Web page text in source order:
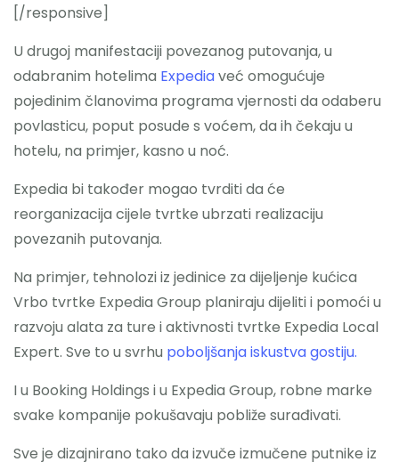
[/responsive]
U drugoj manifestaciji povezanog putovanja, u
odabranim hotelima Expediaveć omogućuje
pojedinim članovima programa vjernosti da odaberu
povlasticu, poput posude s voćem, da ih čekaju u
hotelu, na primjer, kasno u noć.
Expedia bi također mogao tvrditi da će
reorganizacija cijele tvrtke ubrzati realizaciju
povezanih putovanja.
Na primjer, tehnolozi iz jedinice za dijeljenje kućica
Vrbo tvrtke Expedia Group planiraju dijeliti i pomoći u
razvoju alata za ture i aktivnosti tvrtke Expedia Local
Expert. Sve to u svrhu poboljšanja iskustva gostiju.
I u Booking Holdings i u Expedia Group, robne marke
svake kompanije pokušavaju pobliže surađivati.
Sve je dizajnirano tako da izvuče izmučene putnike iz